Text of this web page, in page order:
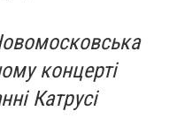
концерті
Катрусі